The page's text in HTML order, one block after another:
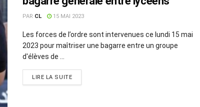
PAR CL 15 MAI 2023
Les forces de l’ordre sont intervenues ce lundi 15 mai
2023 pour maîtriser une bagarre entre un groupe
d'élèves de ...
LIRE LA SUITE